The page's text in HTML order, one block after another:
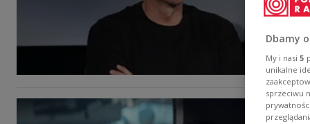
Dbamy
My i nasi 5
unikalne
sprzeciwu